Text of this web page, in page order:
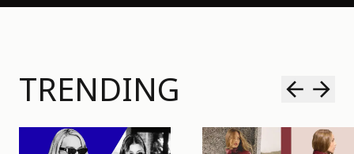
TRENDING